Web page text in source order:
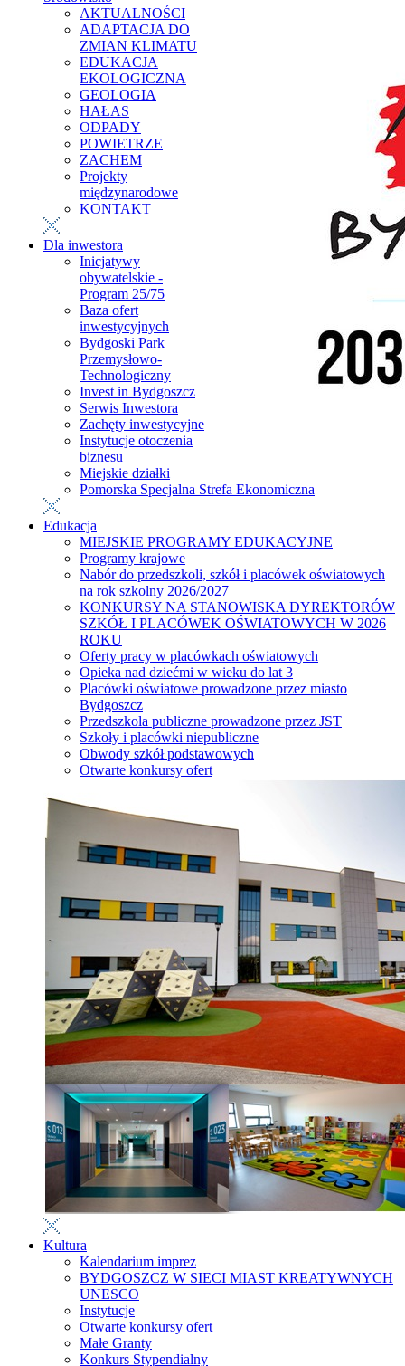
AKTUALNOŚCI
ADAPTACJA DO
ZMIAN KLIMATU
EDUKACJA
EKOLOGICZNA
GEOLOGIA
HAŁAS
ODPADY
POWIETRZE
ZACHEM
Projekty
międzynarodowe
KONTAKT
Dla inwestora
Inicjatywy
obywatelskie -
Program 25/75
Baza ofert
inwestycyjnych
Bydgoski Park
Przemysłowo-
Technologiczny
Invest in Bydgoszcz
Serwis Inwestora
Zachęty inwestycyjne
Instytucje otoczenia
biznesu
Miejskie działki
Pomorska Specjalna Strefa Ekonomiczna
Edukacja
MIEJSKIE PROGRAMY EDUKACYJNE
Programy krajowe
Nabór do przedszkoli, szkół i placówek oświatowych
na rok szkolny 2026/2027
KONKURSY NA STANOWISKA DYREKTORÓW
SZKÓŁ I PLACÓWEK OŚWIATOWYCH W 2026
ROKU
Oferty pracy w placówkach oświatowych
Opieka nad dziećmi w wieku do lat 3
Placówki oświatowe prowadzone przez miasto
Bydgoszcz
Przedszkola publiczne prowadzone przez JST
Szkoły i placówki niepubliczne
Obwody szkół podstawowych
Otwarte konkursy ofert
Kultura
Kalendarium imprez
BYDGOSZCZ W SIECI MIAST KREATYWNYCH
UNESCO
Instytucje
Otwarte konkursy ofert
Małe Granty
Konkurs Stypendialny